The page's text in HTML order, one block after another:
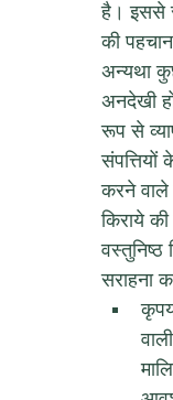
है। इससे
की
अन्यथा
अनदेखी
रूप से
संपत्तियों
करने
किराये
वस्तुनिष्ठ
सराहना